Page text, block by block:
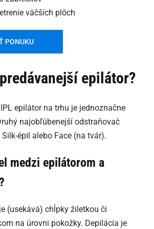
väčších plôch
PONUKU
epilátor?
epilátor na trhu je jednoznačne
najobľúbenejší odstraňovač
épil alebo Face (na tvár).
medzi epilátorom a
(usekává) chĺpky žiletkou či
na úrovni pokožky. Depilácia je